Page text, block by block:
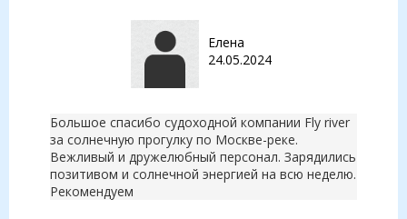
Елена
24.05.2024
Большое спасибо судоходной компании Fly river
за солнечную прогулку по Москве-реке.
Вежливый и дружелюбный персонал. Зарядились
позитивом и солнечной энергией на всю неделю.
Рекомендуем